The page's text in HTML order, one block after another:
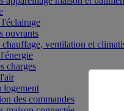
ouvrants
ventilation et
charges
logement
des commandes